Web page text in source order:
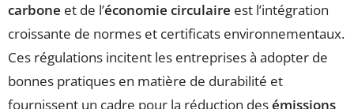
carbone et de l’économie circulaire est l’intégration
croissante de normes et certificats environnementaux.
Ces régulations incitent les entreprises à adopter de
bonnes pratiques en matière de durabilité et
fournissent un cadre pour la réduction desémissions